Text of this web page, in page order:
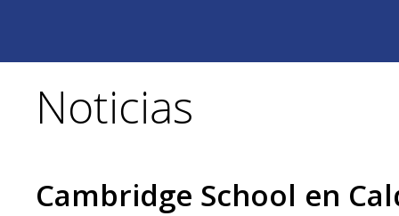
Noticias
Cambridge School en